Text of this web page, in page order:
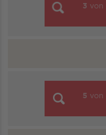
3 von
5 von